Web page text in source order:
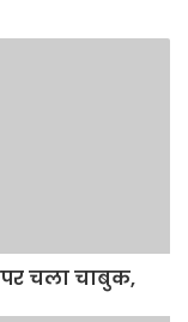
चला चाबुक,